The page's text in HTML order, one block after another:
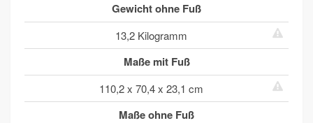
Gewicht ohne Fuß
13,2 Kilogramm
Maße mit Fuß
110,2 x 70,4 x 23,1 cm
Maße ohne Fuß